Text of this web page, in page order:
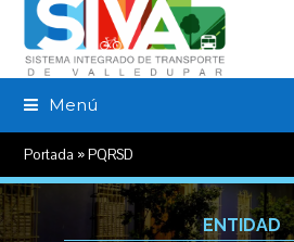
Menú
Portada »PQRSD
ENTIDAD